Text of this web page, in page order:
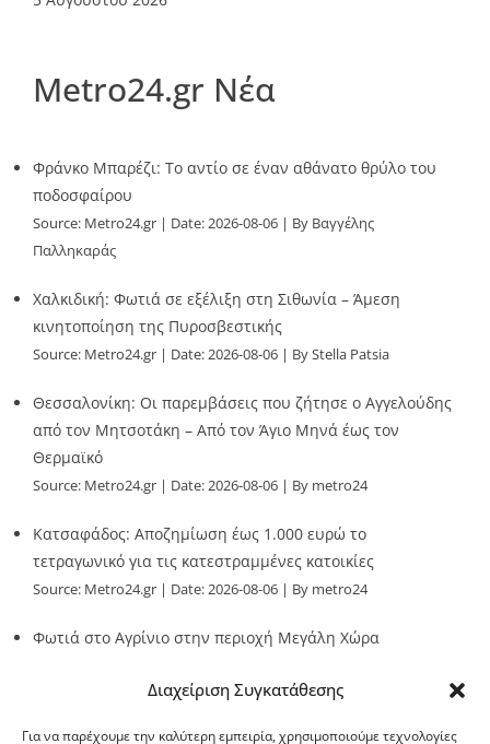
Διαχείριση Συγκατάθεσης
Για να παρέχουμε την καλύτερη εμπειρία, χρησιμοποιούμε τεχνολογίες
Metro24.gr Νέα
Φράνκο Μπαρέζι: Το αντίο σε έναν αθάνατο θρύλο του
ποδοσφαίρου
Source: Metro24.gr Date: 2026-08-06
By Βαγγέλης
Παλληκαράς
Χαλκιδική: Φωτιά σε εξέλιξη στη Σιθωνία – Άμεση
κινητοποίηση της Πυροσβεστικής
Source: Metro24.gr Date: 2026-08-06 By Stella Patsia
Θεσσαλονίκη: Οι παρεμβάσεις που ζήτησε ο Αγγελούδης
από τον Μητσοτάκη – Από τον Άγιο Μηνά έως τον
Θερμαϊκό
Source: Metro24.gr Date: 2026-08-06 By metro24
Κατσαφάδος: Αποζημίωση έως 1.000 ευρώ το
τετραγωνικό για τις κατεστραμμένες κατοικίες
Source: Metro24.gr Date: 2026-08-06 By metro24
Φωτιά στο Αγρίνιο στην περιοχή Μεγάλη Χώρα